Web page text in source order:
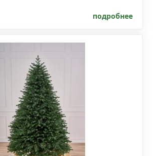
подробнее